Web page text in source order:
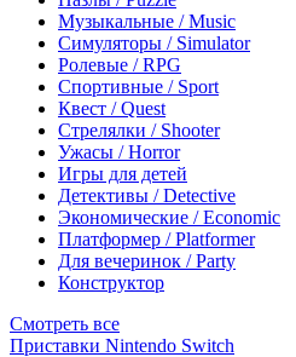
Музыкальные / Music
Симуляторы / Simulator
Ролевые / RPG
Спортивные / Sport
Квест / Quest
Стрелялки / Shooter
Ужасы / Horror
Игры для детей
Детективы / Detective
Экономические / Economic
Платформер / Platformer
Для вечеринок / Party
Конструктор
Смотреть все
Приставки Nintendo Switch